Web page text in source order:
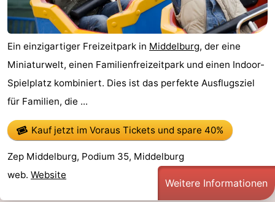
trinken
Ringstechen
Praktisch
Forum
Route
-
Parken
Reisebuchshop
Ein einzigartiger Freizeitpark in Middelburg, der eine
Miniaturwelt, einen Familienfreizeitpark und einen Indoor-
Spielplatz kombiniert. Dies ist das perfekte Ausflugsziel
für Familien, die ...
Kauf jetzt im Voraus Tickets und spare 40%
Zep Middelburg, Podium 35, Middelburg
web. Website
Weitere Informationen